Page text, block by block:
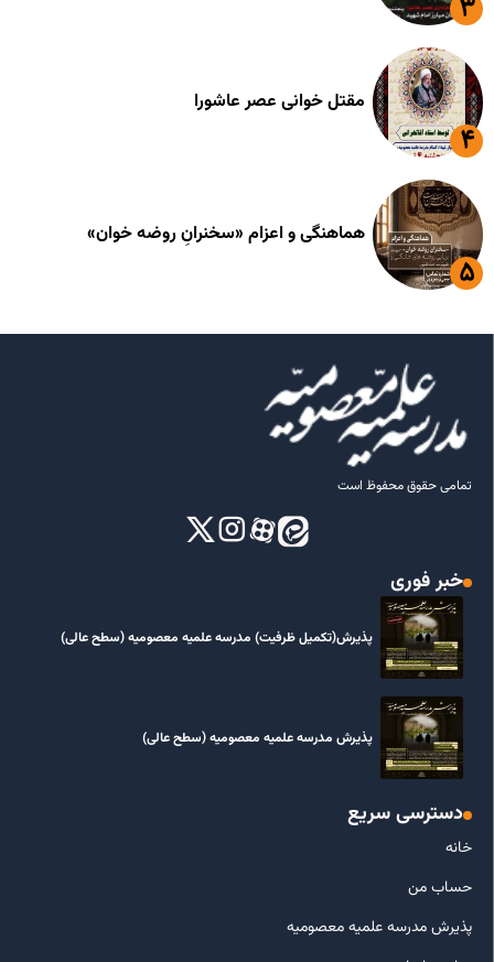
مقتل خوانی عصر عاشورا
هماهنگی و اعزام «سخنرانِ روضه خوان»
تمامی حقوق محفوظ است
خبر فوری
پذیرش(تکمیل ظرفیت) مدرسه علمیه معصومیه‌ (سطح عالی)
پذیرش مدرسه علمیه معصومیه‌ (سطح عالی)
دسترسی سریع
خانه
حساب من
پذیرش مدرسه علمیه معصومیه